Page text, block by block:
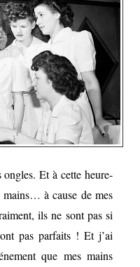
ongles. Et à cette heure-
à cause de mes
ils ne sont pas si
pas parfaits ! Et j’ai
que mes mains